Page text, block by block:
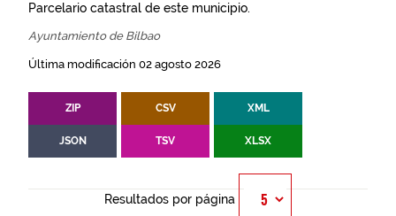
Parcelario catastral de este municipio.
Ayuntamiento de Bilbao
Última modificación 02 agosto 2026
ZIP CSV XML
JSON TSV XLSX
Resultados por página